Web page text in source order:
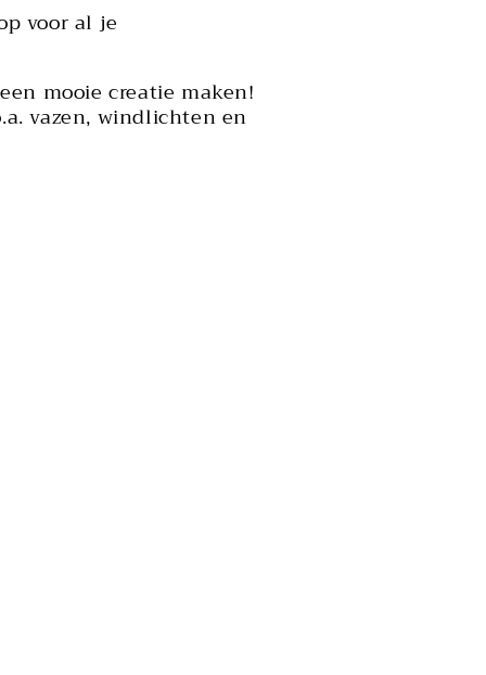
voor al je
mooie creatie maken!
vazen, windlichten en